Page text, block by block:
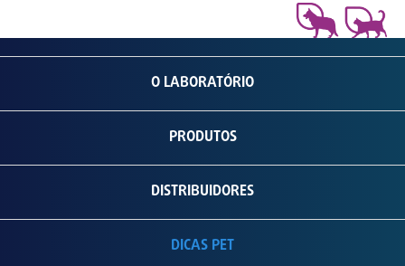
O LABORATÓRIO
PRODUTOS
DISTRIBUIDORES
DICAS PET